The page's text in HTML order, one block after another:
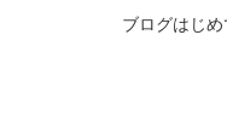
ブログはじ